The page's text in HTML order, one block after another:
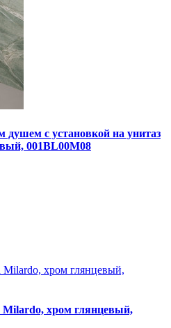
душем с установкой на унитаз
001BL00M08
хром глянцевый,